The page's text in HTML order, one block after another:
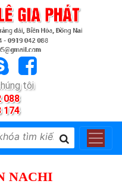
tôi
088
174
NACHI